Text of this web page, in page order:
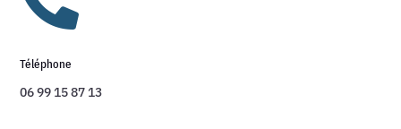
Téléphone
06 99 15 87 13